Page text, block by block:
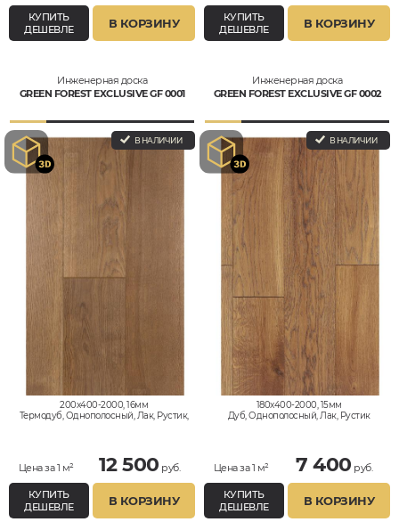
КУПИТЬ
ДЕШЕВЛЕ
В КОРЗИНУ
КУПИТЬ
ДЕШЕВЛЕ
В КОРЗИНУ
Инженерная доска
GREEN FOREST EXCLUSIVE GF 0001
В НАЛИЧИИ
200x400-2000, 16мм
Термодуб, Однополосный, Лак, Рустик,
Цена за 1 м² 12 500 руб.
КУПИТЬ
ДЕШЕВЛЕ
В КОРЗИНУ
Инженерная доска
GREEN FOREST EXCLUSIVE GF 0002
В НАЛИЧИИ
180x400-2000, 15мм
Дуб, Однополосный, Лак, Рустик
Цена за 1 м² 7 400 руб.
КУПИТЬ
ДЕШЕВЛЕ
В КОРЗИНУ